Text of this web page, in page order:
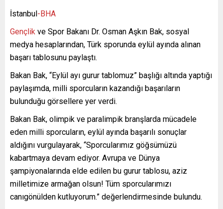
İstanbul-BHA
Gençlik ve Spor Bakanı Dr. Osman Aşkın Bak, sosyal
medya hesaplarından, Türk sporunda eylül ayında alınan
başarı tablosunu paylaştı.
Bakan Bak, “Eylül ayı gurur tablomuz” başlığı altında yaptığı
paylaşımda, milli sporcuların kazandığı başarıların
bulunduğu görsellere yer verdi.
Bakan Bak, olimpik ve paralimpik branşlarda mücadele
eden milli sporcuların, eylül ayında başarılı sonuçlar
aldığını vurgulayarak, “Sporcularımız göğsümüzü
kabartmaya devam ediyor. Avrupa ve Dünya
şampiyonalarında elde edilen bu gurur tablosu, aziz
milletimize armağan olsun! Tüm sporcularımızı
canıgönülden kutluyorum.” değerlendirmesinde bulundu.